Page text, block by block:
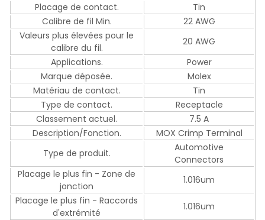
Placage de contact.
Tin
Calibre de fil Min.
22 AWG
Valeurs plus élevées pour le
calibre du fil.
20 AWG
Applications.
Power
Marque déposée.
Molex
Matériau de contact.
Tin
Type de contact.
Receptacle
Classement actuel.
7.5 A
Description/Fonction.
MOX Crimp Terminal
Type de produit.
Automotive
Connectors
Placage le plus fin - Zone de
jonction
1.016um
Placage le plus fin - Raccords
d'extrémité
1.016um